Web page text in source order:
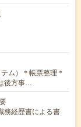
ム）＊帳票整理＊
後方事…
務経歴書による書